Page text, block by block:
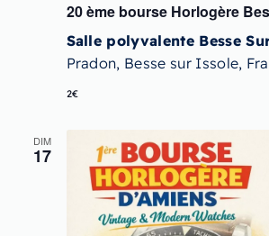
20 ème bourse Horlogère
Salle polyvalente Besse
Pradon, Besse sur Issole,
2€
DIM
17